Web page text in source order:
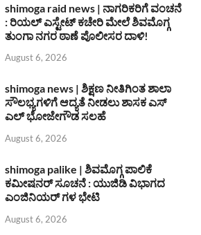
shimoga raid news | ನಾಗರಿಕರಿಗೆ ವಂಚನೆ
: ರಿಯಲ್ ಎಸ್ಟೇಟ್ ಕಚೇರಿ ಮೇಲೆ ಶಿವಮೊಗ್ಗ
ತುಂಗಾ ನಗರ ಠಾಣೆ ಪೊಲೀಸರ ದಾಳಿ!
August 6, 2026
shimoga news | ಶಿಕ್ಷಣ ನೀತಿಗಿಂತ ಶಾಲಾ
ಸೌಲಭ್ಯಗಳಿಗೆ ಆದ್ಯತೆ ನೀಡಲು ಶಾಸಕ ಎಸ್
ಎಲ್ ಭೋಜೇಗೌಡ ಸಲಹೆ
August 6, 2026
shimoga palike | ಶಿವಮೊಗ್ಗ ಪಾಲಿಕೆ
ಕಮೀಷನರ್ ಸೂಚನೆ : ಯುಜಿಡಿ ವಿಭಾಗದ
ಎಂಜಿನಿಯರ್ ಗಳ ಭೇಟಿ
August 6, 2026